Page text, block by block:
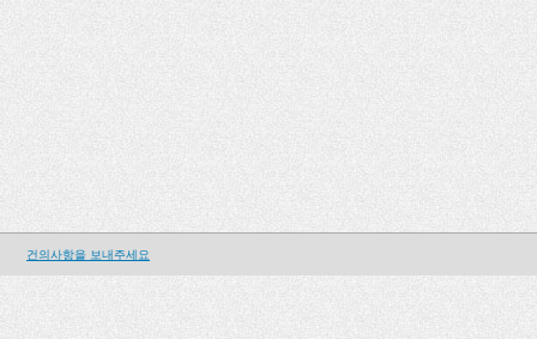
건의사항을 보내주세요